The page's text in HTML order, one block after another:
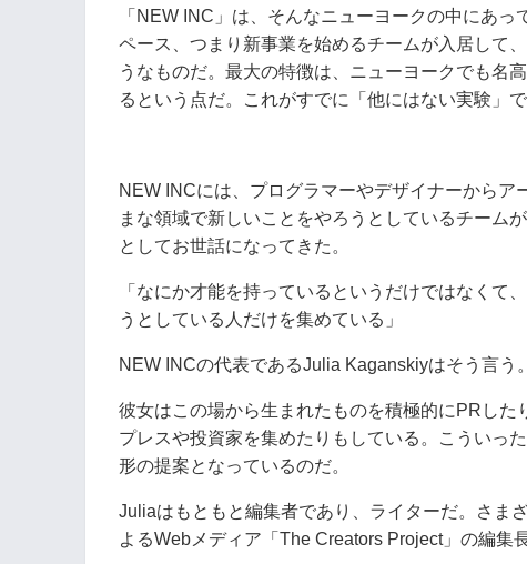
「NEW INC」は、そんなニューヨークの中にあ
ペース、つまり新事業を始めるチームが入居して
うなものだ。最大の特徴は、ニューヨークでも名
るという点だ。これがすでに「他にはない実験」で
NEW INCには、プログラマーやデザイナーから
まな領域で新しいことをやろうとしているチーム
としてお世話になってきた。
「なにか才能を持っているというだけではなくて
うとしている人だけを集めている」
NEW INCの代表であるJulia Kaganskiyはそう言う
彼女はこの場から生まれたものを積極的にPRした
プレスや投資家を集めたりもしている。こういっ
形の提案となっているのだ。
Juliaはもともと編集者であり、ライターだ。さま
よるWebメディア「The Creators Project」の編集